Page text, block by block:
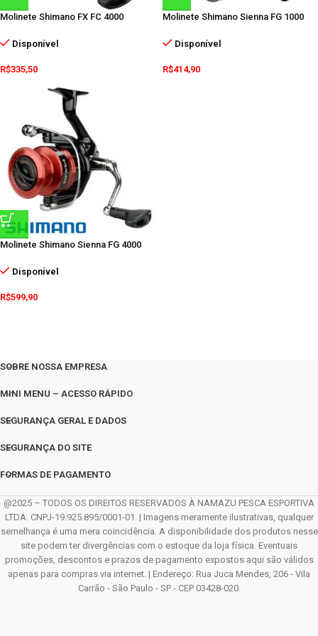
Molinete Shimano FX FC 4000
Disponível
R$335,50
Molinete Shimano Sienna FG 1000
Disponível
R$414,90
Molinete Shimano Sienna FG 4000
Disponível
R$599,90
SOBRE NOSSA EMPRESA
MINI MENU – ACESSO RÁPIDO
SEGURANÇA GERAL E DADOS
SEGURANÇA DO SITE
FORMAS DE PAGAMENTO
@2025 – TODOS OS DIREITOS RESERVADOS À NAMAZU PESCA ESPORTIVA
LTDA. CNPJ-19.925.895/0001-01. | Imagens meramente ilustrativas, qualquer
semelhança é uma mera coincidência. A disponibilidade dos produtos nesse
site podem ter divergências com o estoque da loja física. Eventuais
promoções, descontos e prazos de pagamento expostos aqui são válidos
apenas para compras via internet. | Endereço: Rua Juca Mendes, 206 - Vila
Carrão - São Paulo - SP - CEP 03428-020.